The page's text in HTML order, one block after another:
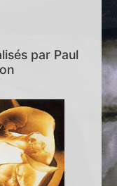
par Paul